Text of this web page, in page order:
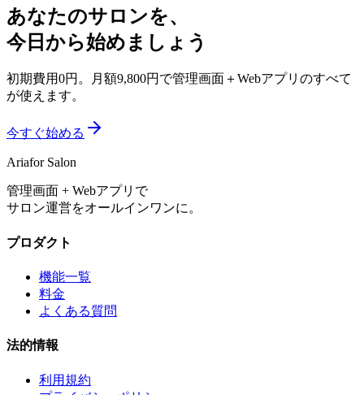
あなたのサロンを、
今日から始めましょう
初期費用0円。月額9,800円で管理画面＋Webアプリのすべて
が使えます。
今すぐ始める
Ariafor Salon
管理画面 + Webアプリで
サロン運営をオールインワンに。
プロダクト
機能一覧
料金
よくある質問
法的情報
利用規約